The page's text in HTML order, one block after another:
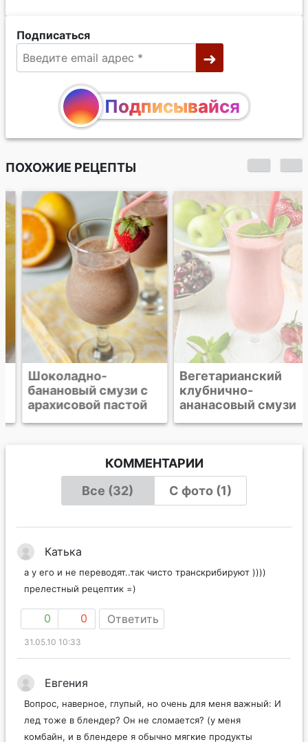
Подписаться
Подписывайся
ПОХОЖИЕ РЕЦЕПТЫ
Шоколадно-
банановый смузи с
арахисовой пастой
Вегетарианский
клубнично-
ананасовый смузи
КОММЕНТАРИИ
Все (32)
С фото (1)
Катька
а у его и не переводят..так чисто транскрибируют ))))
прелестный рецептик =)
0 0 Ответить
31.05.10 10:33
Евгения
Вопрос, наверное, глупый, но очень для меня важный: И
лед тоже в блендер? Он не сломается? (у меня
комбайн, и в блендере я обычно мягкие продукты